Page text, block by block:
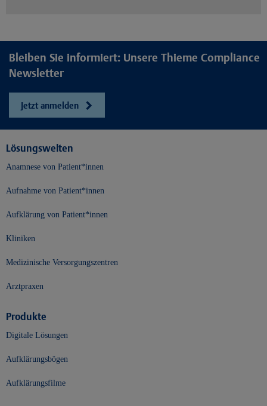
Bleiben Sie informiert: Unsere Thieme Compliance
Newsletter
Jetzt anmelden
Lösungswelten
Anamnese von Patient*innen
Aufnahme von Patient*innen
Aufklärung von Patient*innen
Kliniken
Medizinische Versorgungszentren
Arztpraxen
Produkte
Digitale Lösungen
Aufklärungsbögen
Aufklärungsfilme